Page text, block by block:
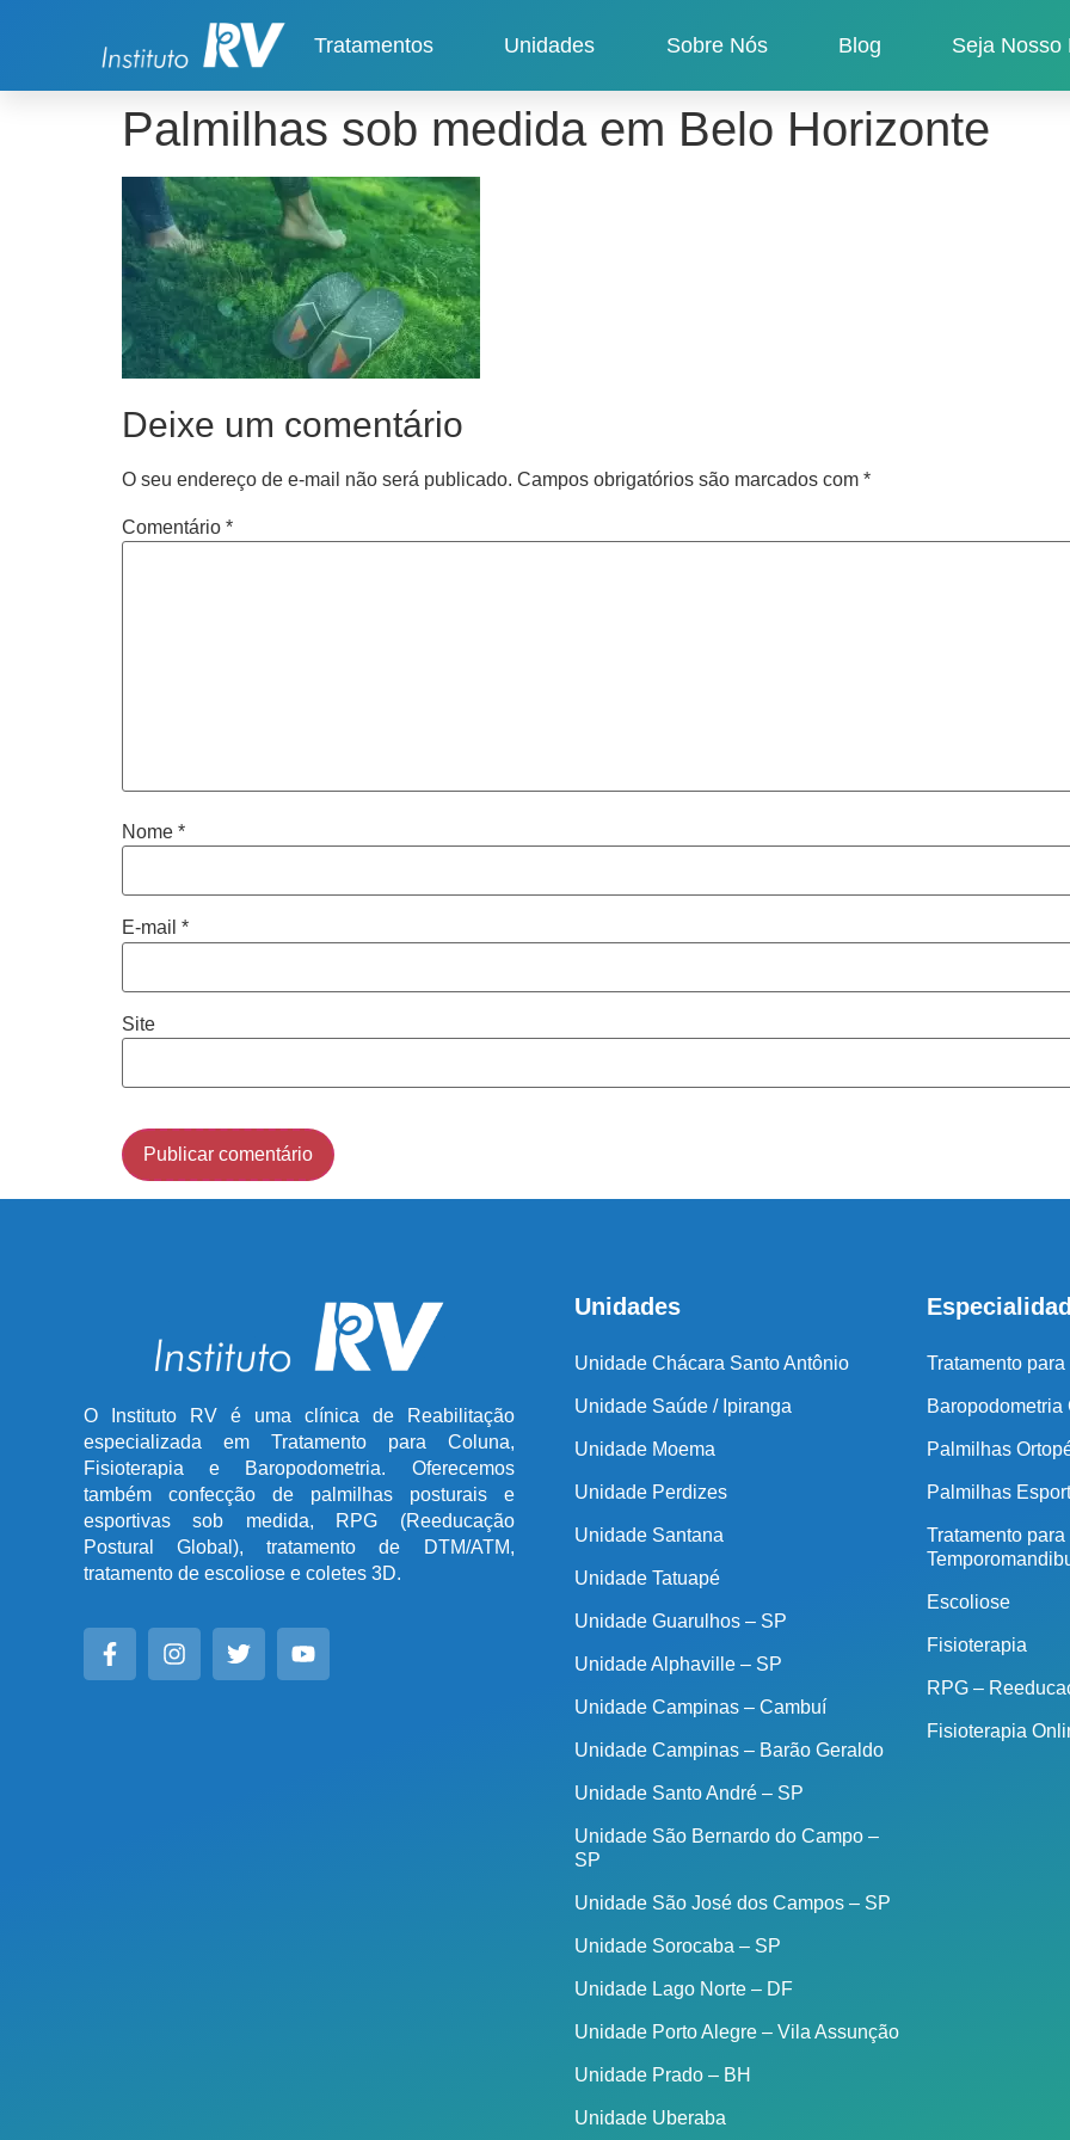
Tratamentos Unidades Sobre Nós Blog Seja Nosso
Palmilhas sob medida em Belo Horizonte
Deixe um comentário
O seu endereço de e-mail não será publicado. Campos obrigatórios são marcados com *
Comentário *
Nome *
E-mail *
Site
O Instituto RV é uma clínica de Reabilitação
especializada em Tratamento para Coluna,
Fisioterapia e Baropodometria. Oferecemos
também confecção de palmilhas posturais e
esportivas sob medida, RPG (Reeducação
Postural Global), tratamento de DTM/ATM,
tratamento de escoliose e coletes 3D.
Unidades
Unidade Chácara Santo Antônio
Unidade Saúde / Ipiranga
Unidade Moema
Unidade Perdizes
Unidade Santana
Unidade Tatuapé
Unidade Guarulhos – SP
Unidade Alphaville – SP
Unidade Campinas – Cambuí
Unidade Campinas – Barão Geraldo
Unidade Santo André – SP
Unidade São Bernardo do Campo –
SP
Unidade São José dos Campos – SP
Unidade Sorocaba – SP
Unidade Lago Norte – DF
Unidade Porto Alegre – Vila Assunção
Unidade Prado – BH
Unidade Uberaba
Tratamento
Baropodometria
Palmilhas
Palmilhas
Tratamento
Escoliose
Fisioterapia
RPG –
Fisioterapia